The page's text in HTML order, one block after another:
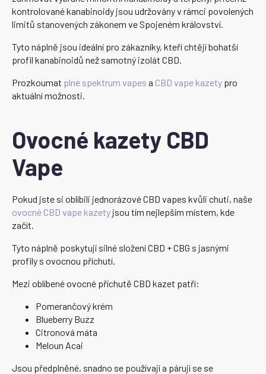
kontrolované kanabinoidy jsou udržovány v rámci povolených
limitů stanovených zákonem ve Spojeném království.
Tyto náplně jsou ideální pro zákazníky, kteří chtějí bohatší
profil kanabinoidů než samotný izolát CBD.
Prozkoumat plné spektrum vapes a CBD vape kazety pro
aktuální možnosti.
Ovocné kazety CBD
Vape
Pokud jste si oblíbili jednorázové CBD vapes kvůli chuti, naše
ovocné CBD vape kazety jsou tím nejlepším místem, kde
začít.
Tyto náplně poskytují silné složení CBD + CBG s jasnými
profily s ovocnou příchutí.
Mezi oblíbené ovocné příchutě CBD kazet patří:
Pomerančový krém
Blueberry Buzz
Citronová máta
Meloun Acai
Jsou předplněné, snadno se používají a párují se se